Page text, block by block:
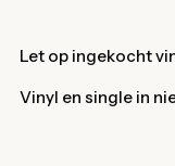
Let op ingekocht
Vinyl en single in